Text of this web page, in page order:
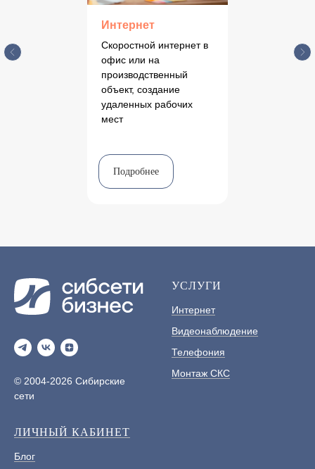
Интернет
Скоростной интернет в
офис или на
производственный
объект, создание
удаленных рабочих
мест
Подробнее
© 2004-2026 Сибирские
сети
УСЛУГИ
Интернет
Видеонаблюдение
Телефония
Монтаж СКС
ЛИЧНЫЙ КАБИНЕТ
Блог